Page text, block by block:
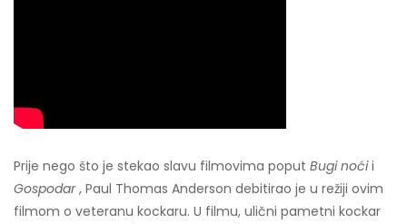
Prije nego što je stekao slavu filmovima poput Bugi noćii
Gospodar, Paul Thomas Anderson debitirao je u režiji ovim
filmom o veteranu kockaru. U filmu, ulični pametni kockar